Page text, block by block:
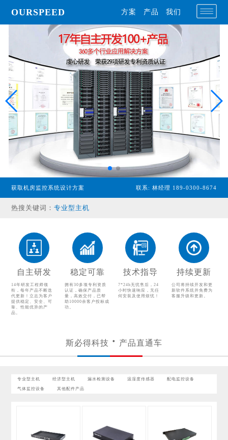
OURSPEED 方案 产品 我们
获取机房监控系统设计方案 联系: 林经理 189-0300-8674
热搜关键词：专业型主机
漏水检测设备
温湿度传感器
配电监控设备
气体监控设备
其他配件产品
自主研发
14年研发工程师领
衔，每年产品不断迭
代更新！立志为客户
提供稳定、安全、可
靠、性能优异的产
品。
稳定可靠
拥有30多项专利资质
认证，确保产品质
量，高效交付，已帮
助10000余客户投标成
功。
技术指导
7*24h无忧售后，24
小时快速响应，无任
何安装及使用烦忧！
持续更新
公司将持续开发和更
新软件系统并免费为
客服升级和更新。
斯必得科技 产品直通车
专业型主机 经济型主机 漏水检测设备 温湿度传感器 配电监控设备
气体监控设备 其他配件产品